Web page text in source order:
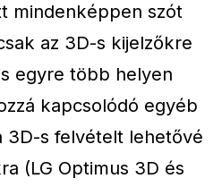
mindenképpen szót
az 3D-s kijelzőkre
egyre több helyen
kapcsolódó egyéb
3D-s felvételt lehetővé
(LG Optimus 3D és